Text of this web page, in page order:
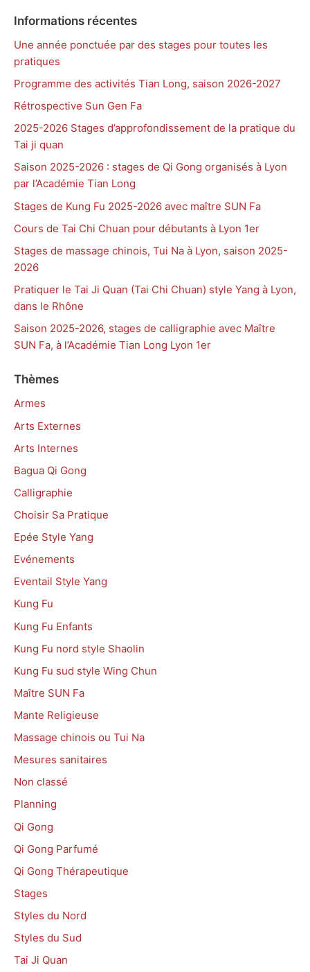
Informations récentes
Une année ponctuée par des stages pour toutes les
pratiques
Programme des activités Tian Long, saison 2026-2027
Rétrospective Sun Gen Fa
2025-2026 Stages d’approfondissement de la pratique du
Tai ji quan
Saison 2025-2026 : stages de Qi Gong organisés à Lyon
par l’Académie Tian Long
Stages de Kung Fu 2025-2026 avec maître SUN Fa
Cours de Tai Chi Chuan pour débutants à Lyon 1er
Stages de massage chinois, Tui Na à Lyon, saison 2025-
2026
Pratiquer le Tai Ji Quan (Tai Chi Chuan) style Yang à Lyon,
dans le Rhône
Saison 2025-2026, stages de calligraphie avec Maître
SUN Fa, à l’Académie Tian Long Lyon 1er
Thèmes
Armes
Arts Externes
Arts Internes
Bagua Qi Gong
Calligraphie
Choisir Sa Pratique
Epée Style Yang
Evénements
Eventail Style Yang
Kung Fu
Kung Fu Enfants
Kung Fu nord style Shaolin
Kung Fu sud style Wing Chun
Maître SUN Fa
Mante Religieuse
Massage chinois ou Tui Na
Mesures sanitaires
Non classé
Planning
Qi Gong
Qi Gong Parfumé
Qi Gong Thérapeutique
Stages
Styles du Nord
Styles du Sud
Tai Ji Quan